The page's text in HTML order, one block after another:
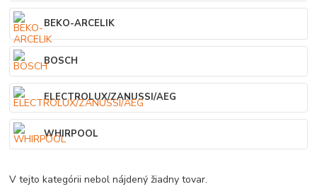
BEKO-ARCELIK
BOSCH
ELECTROLUX/ZANUSSI/AEG
WHIRPOOL
V tejto kategórii nebol nájdený žiadny tovar.